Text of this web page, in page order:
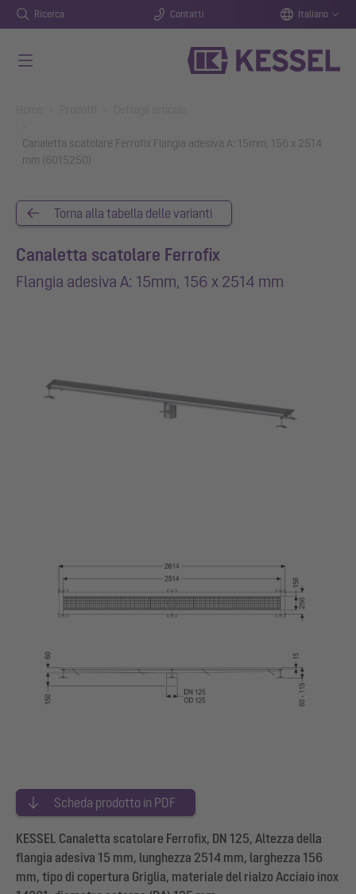
Ricerca Contatti Italiano
Canaletta scatolare Ferrofix Flangia adesiva A: 15mm, 156 x 2514
mm (6015250)
Torna alla tabella delle varianti
Canaletta scatolare Ferrofix
Flangia adesiva A: 15mm, 156 x 2514 mm
Scheda prodotto in PDF
KESSEL Canaletta scatolare Ferrofix, DN 125, Altezza della
flangia adesiva 15 mm, lunghezza 2514 mm, larghezza 156
mm, tipo di copertura Griglia, materiale del rialzo Acciaio inox